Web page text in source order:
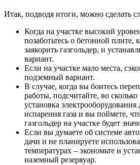
Итак, подводя итоги, можно сделать
Когда на участке высокий
позаботьтесь о бетонной плите,
заякорить газгольдер, и
вариант.
Если на участке мало места,
подземный вариант.
В случае, когда вы боитесь
работы, подсчитайте, во
установка
испарения газа и вы поймете,
газгольдер на участке будет
Если вы думаете об системе
дачи и не планируете
температурах – экономьте и
наземный резервуар.